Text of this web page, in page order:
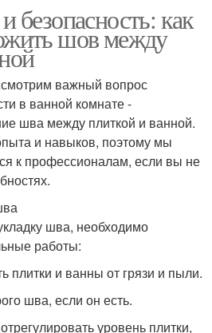
безопасность: как
шов между
важный вопрос
в ванной комнате -
шва между плиткой и ванной.
и навыков, поэтому мы
к профессионалам, если вы не
шва, необходимо
работы:
плитки и ванны от грязи и пыли.
шва, если он есть.
уровень плитки,